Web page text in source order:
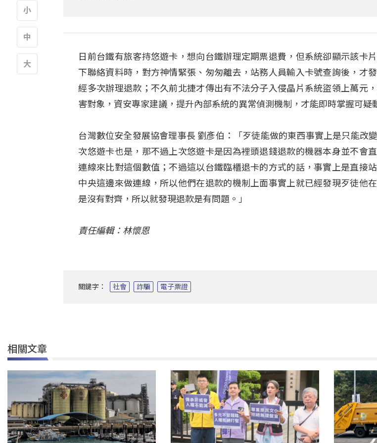
日前台鐵有旅客持悠遊卡，想向台鐵辦理定期票退費，但系統卻顯示該卡
下聯絡資料時，對方神情緊張、匆匆離去，站務人員輸入卡號查詢後，才
經多次辦理退款；不久前北捷才傳出有不法分子入侵晶片系統盜領上萬元
害對象，資安專家建議，提升內部系統的異常偵測機制，才能即時掌握可疑
台灣數位安全發展協會理事長 劉彥伯：「歹徒能做的東西事實上是只能改
次悠遊卡也是，那不過上次悠遊卡是因為裡頭退錢退款的機器本身並不會
連線來比對這個數值；不過這以台鐵臨櫃退卡的方式的話，事實上是直接
中央這邊來做連線，所以他們在退款的機制上面事實上就已經發現歹徒他
是沒有對齊，所以就發現退款是有問題。」
責任編輯：林懷恩
關鍵字： 社會 詐騙 電子票證
相關文章